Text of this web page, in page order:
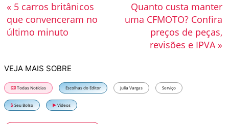
Quanto custa manter
uma CFMOTO? Confira
preços de peças,
revisões e IPVA »
« 5 carros britânicos
que convenceram no
último minuto
VEJA MAIS SOBRE
Todas Notícias Escolhas do Editor Julia Vargas Serviço
Seu Bolso Vídeos